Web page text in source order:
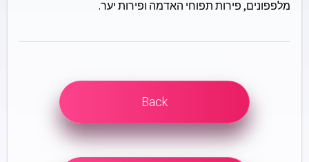
מלפפונים, פירות תפוחי האדמה ופירות יער.
Back